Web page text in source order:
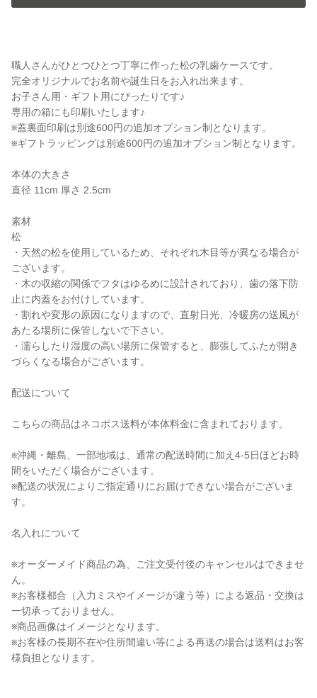
職人さんがひとつひとつ丁寧に作った松の乳歯ケースです。
完全オリジナルでお名前や誕生日をお入れ出来ます。
お子さん用・ギフト用にぴったりです♪
専用の箱にも印刷いたします♪
※蓋裏面印刷は別途600円の追加オプション制となります。
※ギフトラッピングは別途600円の追加オプション制となります。
本体の大きさ
直径 11cm 厚さ 2.5cm
素材
松
・天然の松を使用しているため、それぞれ木目等が異なる場合が
ございます。
・木の収縮の関係でフタはゆるめに設計されており、歯の落下防
止に内蓋をお付けしています。
・割れや変形の原因になりますので、直射日光、冷暖房の送風が
あたる場所に保管しないで下さい。
・濡らしたり湿度の高い場所に保管すると、膨張してふたが開き
づらくなる場合がございます。
配送について
こちらの商品はネコポス送料が本体料金に含まれております。
※沖縄・離島、一部地域は、通常の配送時間に加え4-5日ほどお時
間をいただく場合がございます。
※配送の状況によりご指定通りにお届けできない場合がございま
す。
名入れについて
※オーダーメイド商品の為、ご注文受付後のキャンセルはできませ
ん。
※お客様都合（入力ミスやイメージが違う等）による返品・交換は
一切承っておりません。
※商品画像はイメージとなります。
※お客様の長期不在や住所間違い等による再送の場合は送料はお客
様負担となります。